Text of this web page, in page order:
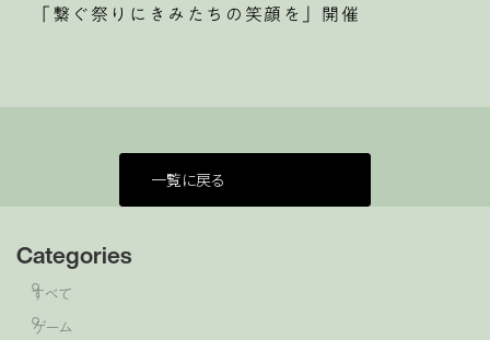
Categories
すべて
ゲーム
「繋ぐ祭りにきみたちの笑顔を」開催
一覧に戻る